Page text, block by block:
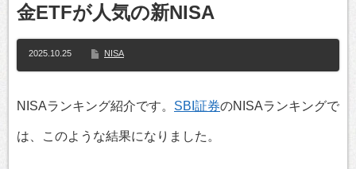
金ETFが人気の新NISA
2025.10.25 NISA
NISAランキング紹介です。 SBI証券のNISAランキングで
は、このような結果になりました。